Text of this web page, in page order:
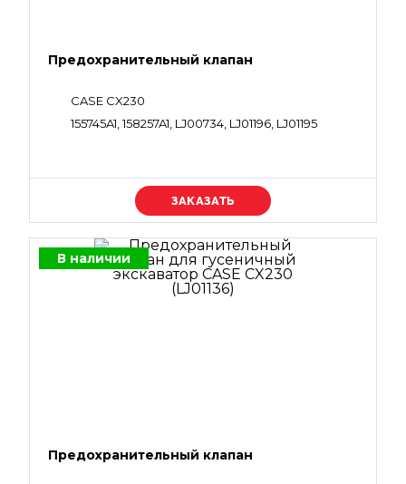
Предохранительный клапан
CASE CX230
155745A1, 158257A1, LJ00734, LJ01196, LJ01195
Уточняйте цену
В наличии
Предохранительный клапан